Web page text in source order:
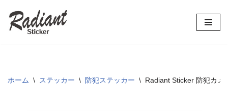
コ
ツ
ホーム \ ステッカー \ 防犯ステッカー \ Radiant Sticker 防犯カメ